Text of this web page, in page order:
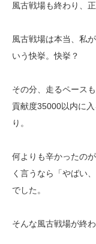
風古戦場も終わり、
風古戦場は本当、私
いう快挙。快挙？
その分、走るペース
貢献度35000以内に
り。
何よりも辛かったの
く言うなら「やばい
でした。
そんな風古戦場が終